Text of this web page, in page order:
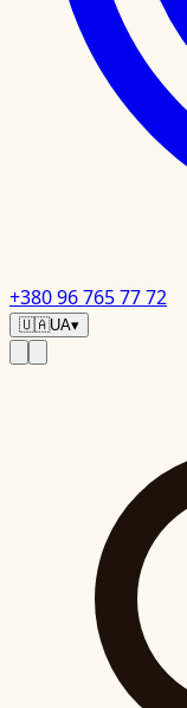
+380 96 765 77 72
🇺🇦UA▾